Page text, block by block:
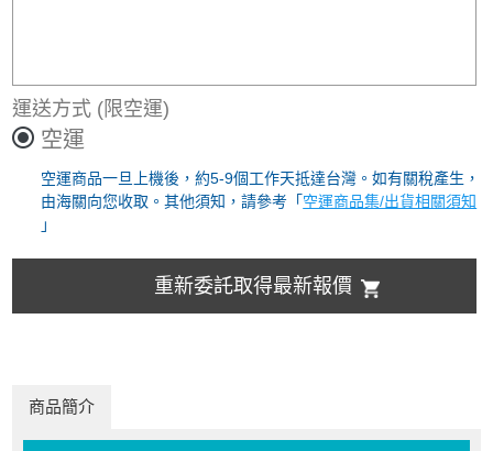
運送方式 (限空運)
空運
空運商品一旦上機後，約5-9個工作天抵達台灣。如有關稅產生，
由海關向您收取。其他須知，請參考「 空運商品集/出貨相關須知
」
重新委託取得最新報價
商品簡介